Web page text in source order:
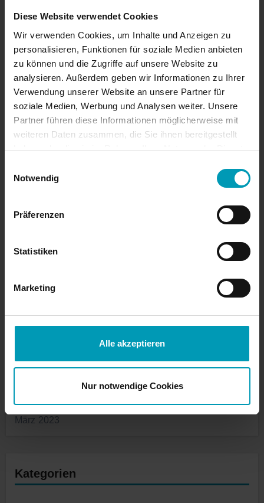
Diese Website verwendet Cookies
Wir verwenden Cookies, um Inhalte und Anzeigen zu
personalisieren, Funktionen für soziale Medien anbieten
zu können und die Zugriffe auf unsere Website zu
analysieren. Außerdem geben wir Informationen zu Ihrer
Verwendung unserer Website an unsere Partner für
soziale Medien, Werbung und Analysen weiter. Unsere
Partner führen diese Informationen möglicherweise mit
weiteren Daten zusammen, die Sie ihnen bereitgestellt
haben oder die sie im Rahmen Ihrer Nutzung der Dienste
Notwendig
Präferenzen
Statistiken
Marketing
Alle akzeptieren
Nur notwendige Cookies
Oktober 2024
August 2024
Juli 2024
Juni 2024
April 2024
September 2023
August 2023
März 2023
Kategorien